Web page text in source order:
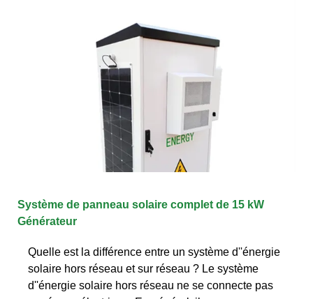
Système de panneau solaire complet de 15 kW
Générateur
Quelle est la différence entre un système d''énergie
solaire hors réseau et sur réseau ? Le système
d''énergie solaire hors réseau ne se connecte pas